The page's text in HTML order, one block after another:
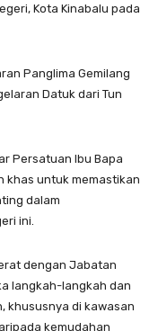
Kota Kinabalu pada
Panglima Gemilang
Datuk dari Tun
Persatuan Ibu Bapa
khas untuk memastikan
dalam
ini.
dengan Jabatan
langkah-langkah dan
khususnya di kawasan
kemudahan